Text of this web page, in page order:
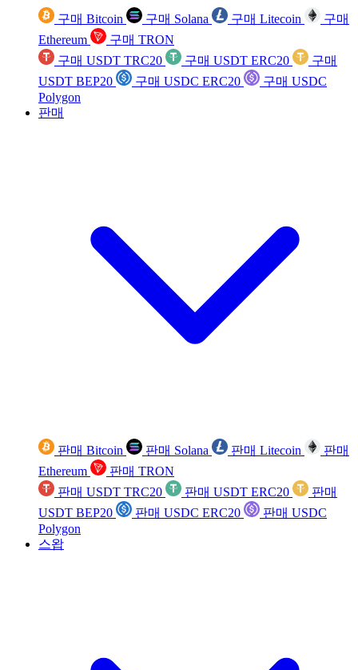
구매 Bitcoin 구매 Solana 구매 Litecoin
구매
Ethereum
구매 TRON
구매 USDT TRC20
구매 USDT ERC20
구매
USDT BEP20
구매 USDC ERC20
구매 USDC
Polygon
판매
판매 Bitcoin 판매 Solana 판매 Litecoin
판매
Ethereum
판매 TRON
판매 USDT TRC20
판매 USDT ERC20
판매
USDT BEP20
판매 USDC ERC20
판매 USDC
Polygon
스왑